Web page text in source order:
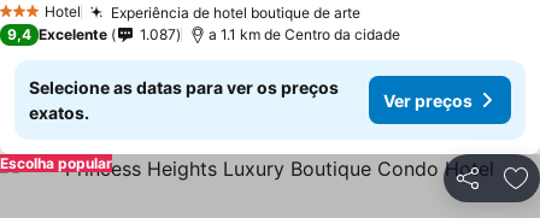
3 EstrelasHotel Experiência de hotel boutique de arte
9,4 Excelente 1.087 a 1.1 km de Centro da cidade
Selecione as datas para ver os preços
exatos.
Ver preços
Partilhar
Escolha popular